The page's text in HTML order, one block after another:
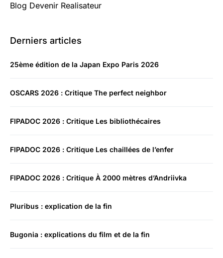
Blog Devenir Realisateur
Derniers articles
25ème édition de la Japan Expo Paris 2026
OSCARS 2026 : Critique The perfect neighbor
FIPADOC 2026 : Critique Les bibliothécaires
FIPADOC 2026 : Critique Les chaillées de l’enfer
FIPADOC 2026 : Critique À 2000 mètres d’Andriivka
Pluribus : explication de la fin
Bugonia : explications du film et de la fin